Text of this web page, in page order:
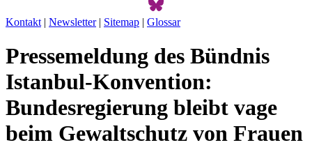
Kontakt | Newsletter| Sitemap | Glossar
Pressemeldung des Bündnis
Istanbul-Konvention:
Bundesregierung bleibt vage
beim Gewaltschutz von Frauen